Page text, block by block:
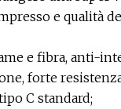
e qualità
e fibra, anti-
forte
C standard;